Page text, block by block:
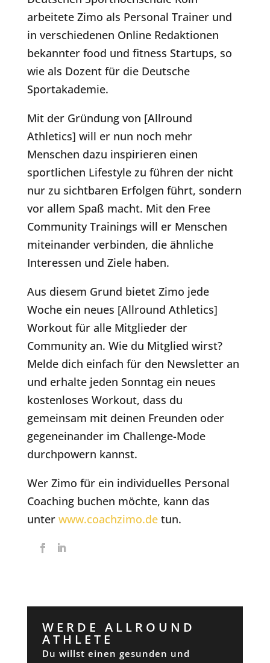
arbeitete Zimo als Personal Trainer und
in verschiedenen Online Redaktionen
bekannter food und fitness Startups, so
wie als Dozent für die Deutsche
Sportakademie.
Mit der Gründung von [Allround
Athletics] will er nun noch mehr
Menschen dazu inspirieren einen
sportlichen Lifestyle zu führen der nicht
nur zu sichtbaren Erfolgen führt, sondern
vor allem Spaß macht. Mit den Free
Community Trainings will er Menschen
miteinander verbinden, die ähnliche
Interessen und Ziele haben.
Aus diesem Grund bietet Zimo jede
Woche ein neues [Allround Athletics]
Workout für alle Mitglieder der
Community an. Wie du Mitglied wirst?
Melde dich einfach für den Newsletter an
und erhalte jeden Sonntag ein neues
kostenloses Workout, dass du
gemeinsam mit deinen Freunden oder
gegeneinander im Challenge-Mode
durchpowern kannst.
Wer Zimo für ein individuelles Personal
Coaching buchen möchte, kann das
unter www.coachzimo.de tun.
WERDE ALLROUND
ATHLETE
Du willst einen gesunden und